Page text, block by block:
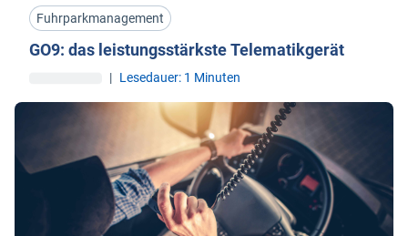
Fuhrparkmanagement
GO9: das leistungsstärkste Telematikgerät
| Lesedauer: 1 Minuten